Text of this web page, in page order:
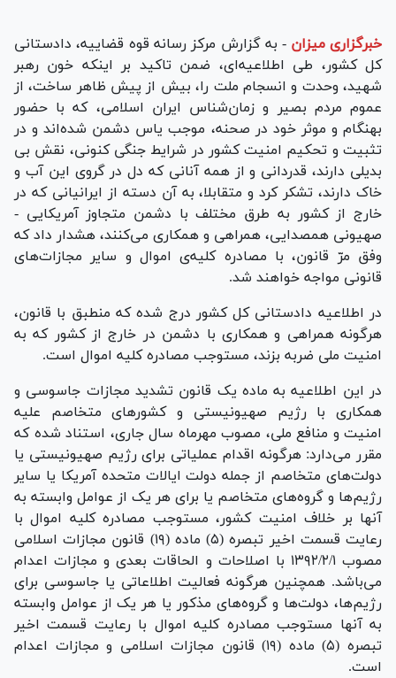
خبرگزاری میزان - به گزارش مرکز رسانه قوه قضاییه، دادستانی
کل کشور، طی اطلاعیه‌ای، ضمن تاکید بر اینکه خون رهبر
شهید، وحدت و انسجام ملت را، بیش از پیش ظاهر ساخت، از
عموم مردم بصیر و زمان‌شناس ایران اسلامی، که با حضور
بهنگام و موثر خود در صحنه، موجب یاس دشمن شده‌اند و در
تثبیت و تحکیم امنیت کشور در شرایط جنگی کنونی، نقش بی
بدیلی دارند، قدردانی و از همه آنانی که دل در گروی این آب و
خاک دارند، تشکر کرد و متقابلا، به آن دسته از ایرانیانی که در
خارج از کشور به طرق مختلف با دشمن متجاوز آمریکایی -
صهیونی همصدایی، همراهی و همکاری می‌کنند، هشدار داد که
وفق مرّ قانون، با مصادره کلیه‌ی اموال و سایر مجازات‌های
قانونی مواجه خواهند شد.
در اطلاعیه دادستانی کل کشور درج شده که منطبق با قانون،
هرگونه همراهی و همکاری با دشمن در خارج از کشور که به
امنیت ملی ضربه بزند، مستوجب مصادره کلیه اموال است.
در این اطلاعیه به ماده یک قانون تشدید مجازات جاسوسی و
همکاری با رژیم صهیونیستی و کشور‌های متخاصم علیه
امنیت و منافع ملی، مصوب مهرماه سال جاری، استناد شده که
مقرر می‌دارد: هرگونه اقدام عملیاتی برای رژیم صهیونیستی یا
دولت‌های متخاصم از جمله دولت ایالات متحده آمریکا یا سایر
رژیم‌ها و گروه‌های متخاصم یا برای هر یک از عوامل وابسته به
آنها بر خلاف امنیت کشور، مستوجب مصادره کلیه اموال با
رعایت قسمت اخیر تبصره (۵) ماده (۱۹) قانون مجازات اسلامی
مصوب ۱۳۹۲/۲/۱ با اصلاحات و الحاقات بعدی و مجازات اعدام
می‌باشد. همچنین هرگونه فعالیت اطلاعاتی یا جاسوسی برای
رژیم‌ها، دولت‌ها و گروه‌های مذکور یا هر یک از عوامل وابسته
به آنها مستوجب مصادره کلیه اموال با رعایت قسمت اخیر
تبصره (۵) ماده (۱۹) قانون مجازات اسلامی و مجازات اعدام
است.